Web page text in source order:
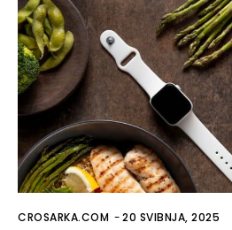
CROSARKA.COM -20 SVIBNJA, 2025